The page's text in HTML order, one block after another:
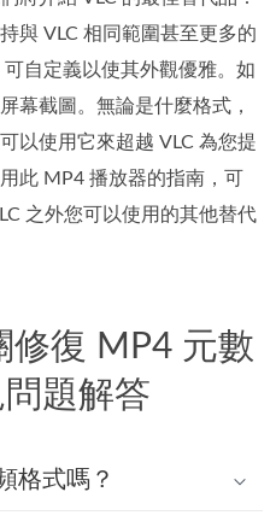
與 VLC 相同範圍甚至更多的
自定義以使其外觀優雅。如
幕截圖。無論是什麼格式，
以使用它來超越 VLC 為您提
此 MP4 播放器的指南，可
之外您可以使用的其他替代
修復 MP4 元數
題解答
格式嗎？